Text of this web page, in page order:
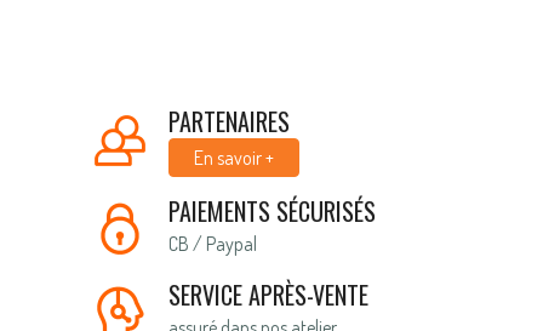
PARTENAIRES
En savoir +
PAIEMENTS SÉCURISÉS
CB / Paypal
SERVICE APRÈS-VENTE